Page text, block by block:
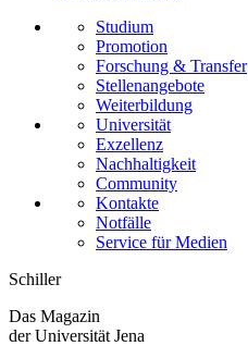
Studium
Promotion
Forschung & Transfer
Stellenangebote
Weiterbildung
Universität
Exzellenz
Nachhaltigkeit
Community
Kontakte
Notfälle
Service für Medien
Schiller
Das Magazin
der Universität Jena